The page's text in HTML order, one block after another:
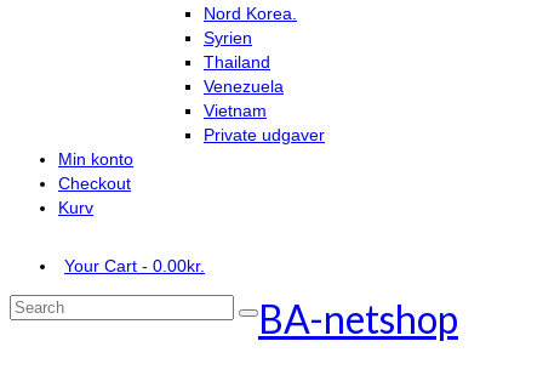
Nord Korea.
Syrien
Thailand
Venezuela
Vietnam
Private udgaver
Min konto
Checkout
Kurv
Your Cart - 0.00kr.
Search
BA-netshop